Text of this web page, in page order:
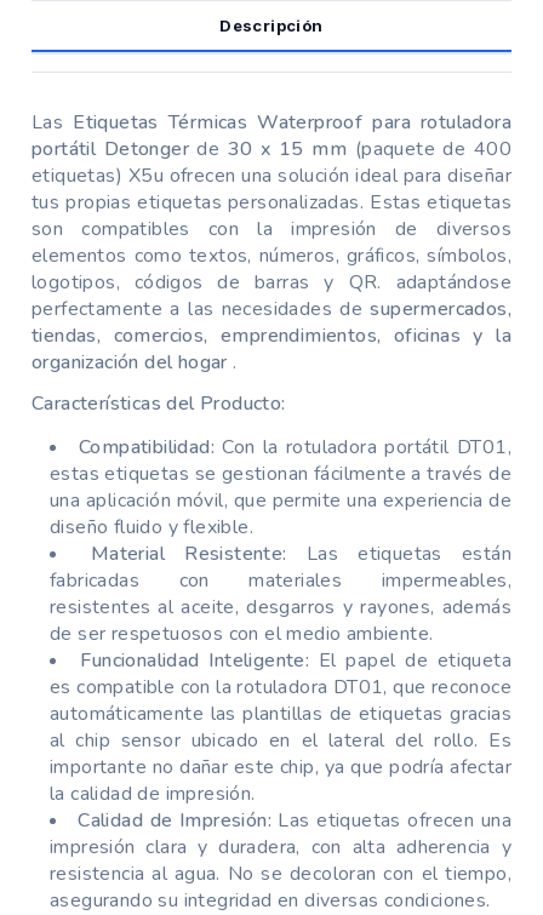
Descripción
Las Etiquetas Térmicas Waterproof para rotuladora
portátil Detongerde 30 x 15 mm (paquete de 400
etiquetas) X5u ofrecen una solución ideal para diseñar
tus propias etiquetas personalizadas. Estas etiquetas
son compatibles con la impresión de diversos
elementos como textos, números, gráficos, símbolos,
logotipos, códigos de barras y QR. adaptándose
perfectamente a las necesidades desupermercados,
tiendas, comercios, emprendimientos, oficinas y la
organización del hogar.
Características del Producto:
Compatibilidad: Con la rotuladora portátil DT01,
estas etiquetas se gestionan fácilmente a través de
una aplicación móvil, que permite una experiencia de
diseño fluido y flexible.
Material Resistente: Las etiquetas están
fabricadas con materiales impermeables,
resistentes al aceite, desgarros y rayones, además
de ser respetuosos con el medio ambiente.
Funcionalidad Inteligente: El papel de etiqueta
es compatible con la rotuladora DT01, que reconoce
automáticamente las plantillas de etiquetas gracias
al chip sensor ubicado en el lateral del rollo. Es
importante no dañar este chip, ya que podría afectar
la calidad de impresión.
Calidad de Impresión: Las etiquetas ofrecen una
impresión clara y duradera, con alta adherencia y
resistencia al agua. No se decoloran con el tiempo,
asegurando su integridad en diversas condiciones.